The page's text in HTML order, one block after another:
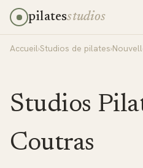
pilatesstudios
Accueil›Studios de pilates›
Studios
Coutras